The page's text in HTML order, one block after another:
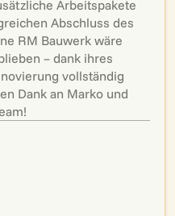
Arbeitspakete
Abschluss des
RM Bauwerk wäre
– dank ihres
vollständig
Dank an Marko und